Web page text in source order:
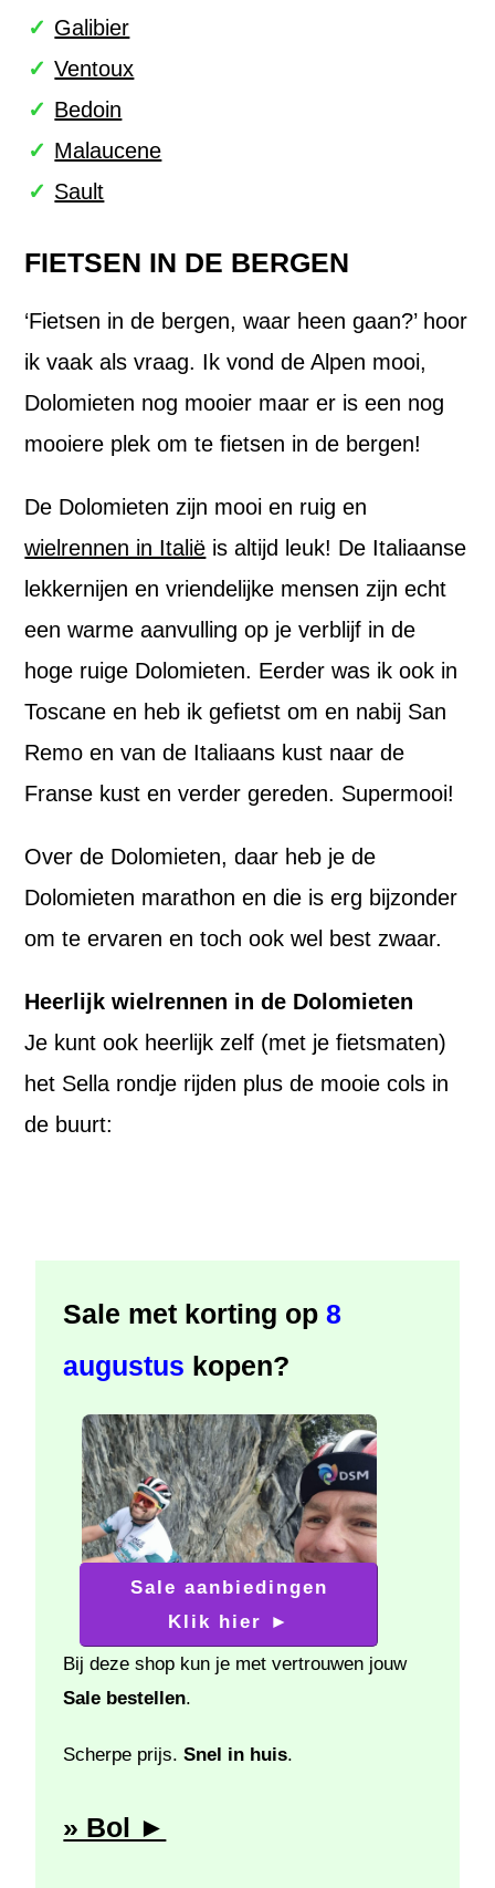
Galibier
Ventoux
Bedoin
Malaucene
Sault
FIETSEN IN DE BERGEN
‘Fietsen in de bergen, waar heen gaan?’ hoor
ik vaak als vraag. Ik vond de Alpen mooi,
Dolomieten nog mooier maar er is een nog
mooiere plek om te fietsen in de bergen!
De Dolomieten zijn mooi en ruig en
wielrennen in Italië is altijd leuk! De Italiaanse
lekkernijen en vriendelijke mensen zijn echt
een warme aanvulling op je verblijf in de
hoge ruige Dolomieten. Eerder was ik ook in
Toscane en heb ik gefietst om en nabij San
Remo en van de Italiaans kust naar de
Franse kust en verder gereden. Supermooi!
Over de Dolomieten, daar heb je de
Dolomieten marathon en die is erg bijzonder
om te ervaren en toch ook wel best zwaar.
Heerlijk wielrennen in de Dolomieten
Je kunt ook heerlijk zelf (met je fietsmaten)
het Sella rondje rijden plus de mooie cols in
de buurt:
Sale met korting op8
augustus kopen?
Sale aanbiedingen
Klik hier ►
Bij deze shop kun je met vertrouwen jouw
Sale bestellen.
Scherpe prijs.Snel in huis.
» Bol ►